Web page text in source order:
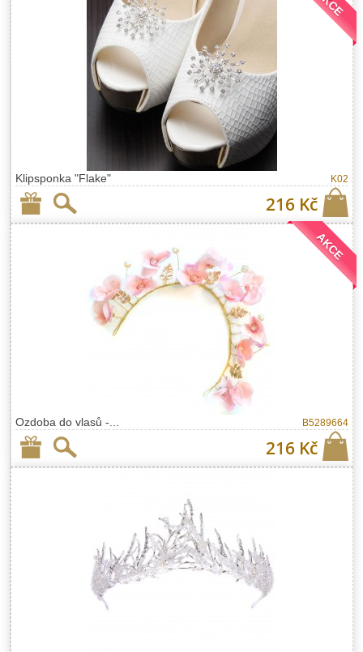
Klipsponka "Flake" K02
216 Kč
Ozdoba do vlasů -... B5289664
216 Kč
AKCE